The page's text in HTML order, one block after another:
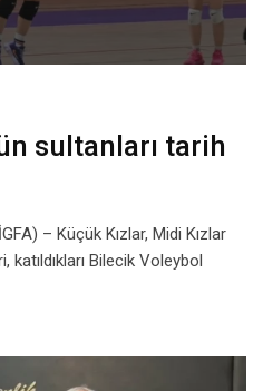
sultanları tarih
– Küçük Kızlar, Midi Kızlar
katıldıkları Bilecik Voleybol